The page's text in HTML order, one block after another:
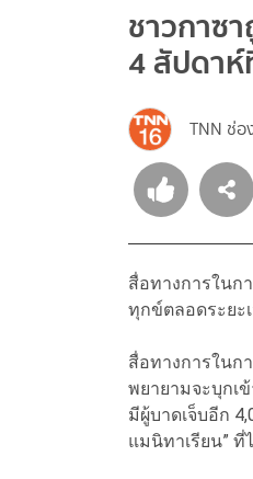
ชาวกาซ
4 สัปดา
TNN ช่อ
สื่อทางการในก
ทุกข์ตลอดระยะ
สื่อทางการในก
พยายามจะบุกเ
มีผู้บาดเจ็บอีก
แมนิทาเรียน” ที่